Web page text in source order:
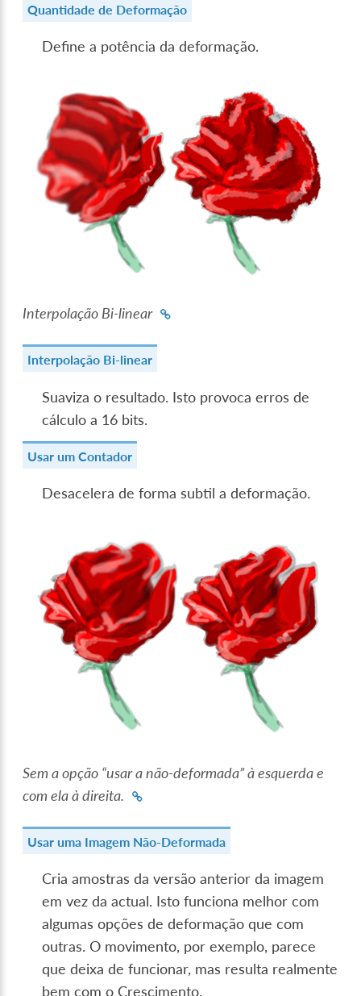
Quantidade de Deformação
Define a potência da deformação.
Interpolação Bi-linear
Interpolação Bi-linear
Suaviza o resultado. Isto provoca erros de
cálculo a 16 bits.
Usar um Contador
Desacelera de forma subtil a deformação.
Sem a opção “usar a não-deformada” à esquerda e
com ela à direita.
Usar uma Imagem Não-Deformada
Cria amostras da versão anterior da imagem
em vez da actual. Isto funciona melhor com
algumas opções de deformação que com
outras. O movimento, por exemplo, parece
que deixa de funcionar, mas resulta realmente
bem com o Crescimento.